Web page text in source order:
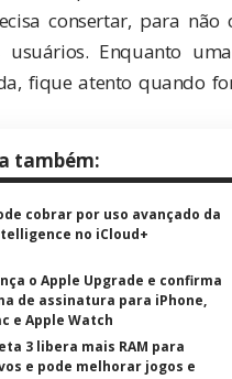
consertar, para não
usuários. Enquanto
fique atento quando
também:
cobrar por uso avançado da
no iCloud+
o Apple Upgrade e confirma
de assinatura para iPhone,
e Apple Watch
3 libera mais RAM para
e pode melhorar jogos e